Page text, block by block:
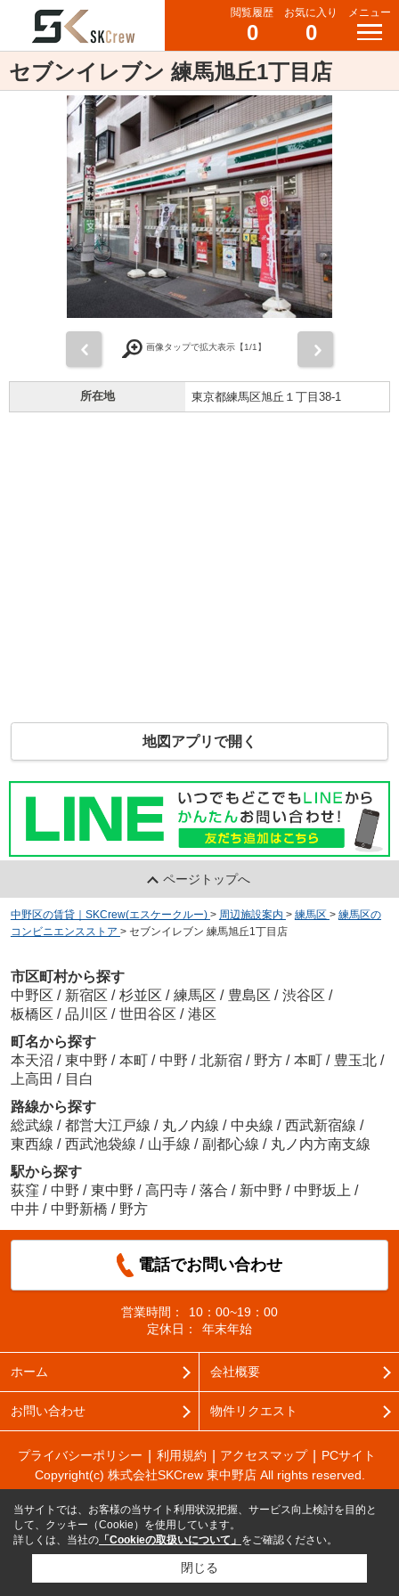
閲覧履歴
0
お気に入り
0
メニュー
セブンイレブン 練馬旭丘1丁目店
画像タップで拡大表示【1/1】
所在地 東京都練馬区旭丘１丁目38-1
地図アプリで開く
ページトップへ
中野区の賃貸｜SKCrew(エスケークルー) > 周辺施設案内 > 練馬区 > 練馬区の
コンビニエンスストア > セブンイレブン 練馬旭丘1丁目店
市区町村から探す
中野区 / 新宿区 / 杉並区 / 練馬区 / 豊島区 / 渋谷区 /
板橋区 / 品川区 / 世田谷区 / 港区
町名から探す
本天沼 / 東中野 / 本町 / 中野 / 北新宿 / 野方 / 本町 / 豊玉北 /
上高田 / 目白
路線から探す
総武線 / 都営大江戸線 / 丸ノ内線 / 中央線 / 西武新宿線 /
東西線 / 西武池袋線 / 山手線 / 副都心線 / 丸ノ内方南支線
駅から探す
荻窪 / 中野 / 東中野 / 高円寺 / 落合 / 新中野 / 中野坂上 /
中井 / 中野新橋 / 野方
電話でお問い合わせ
営業時間：
10：00~19：00
定休日：
年末年始
ホーム 会社概要
お問い合わせ 物件リクエスト
プライバシーポリシー 利用規約 アクセスマップ
PCサイト
Copyright(c) 株式会社SKCrew 東中野店 All rights reserved.
当サイトでは、お客様の当サイト利用状況把握、サービス向上検討を目的と
して、クッキー（Cookie）を使用しています。
詳しくは、当社の 「Cookieの取扱いについて」 をご確認ください。
閉じる